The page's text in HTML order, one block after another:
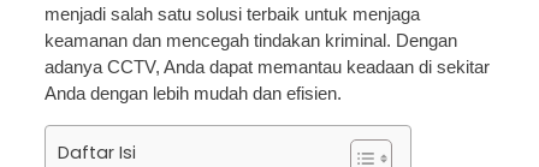
menjadi salah satu solusi terbaik untuk menjaga
keamanan dan mencegah tindakan kriminal. Dengan
adanya CCTV, Anda dapat memantau keadaan di sekitar
Anda dengan lebih mudah dan efisien.
Daftar Isi